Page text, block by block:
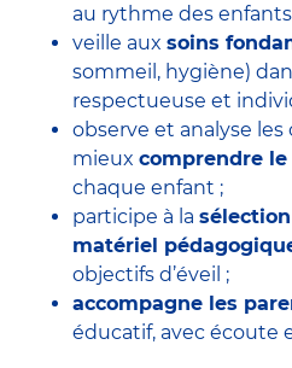
au rythme des
veille aux soins
sommeil, hygiène)
respectueuse et
observe et analyse
mieux comprendre
chaque enfant ;
participe à la
matériel
objectifs d’éveil ;
accompagne les
éducatif, avec écoute